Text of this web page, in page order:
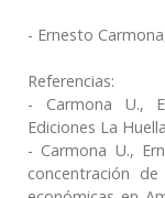
- Ernesto
Referencias:
- Carmona U.,
Ediciones La
- Carmona U.,
concentración